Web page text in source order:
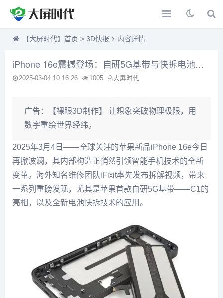
【大屏时代】首页 > 3D快报 内容详情
iPhone 16e震撼登场：自研5G基带与快拆电池技术革新维修体验
2025-03-04 10:16:26 1005 大屏时代
广告：
【裸眼3D制作】 让想象突破物理极限，用
数字重绘世界经纬。
2025年3月4日——全球关注的苹果新品iPhone 16e今日
再掀波澜，其内部构造正悄然引领智能手机技术的全新
变革。海外知名维修团队iFixit率先发布拆解视频，带来
一系列重磅发现，尤其是苹果首款自研5G基带——C1的
亮相，以及全新电池快拆技术的应用。